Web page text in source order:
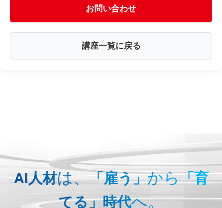
お問い合わせ
講座一覧に戻る
AI人材は、「雇う」から「育
てる」時代へ。